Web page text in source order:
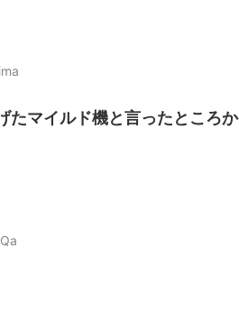
たマイルド機と言ったところか